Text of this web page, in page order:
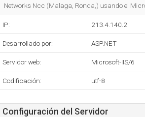
Networks Ncc (Malaga, Ronda,) usando el
IP: 213.4.140.2
Desarrollado por: ASP.NET
Servidor web: Microsoft-IIS/6
Codificación: utf-8
Configuración del Servidor